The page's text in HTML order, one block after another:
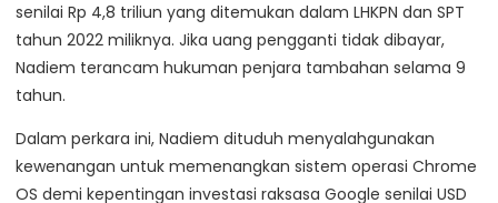
senilai Rp 4,8 triliun yang ditemukan dalam LHKPN dan SPT
tahun 2022 miliknya. Jika uang pengganti tidak dibayar,
Nadiem terancam hukuman penjara tambahan selama 9
tahun.
Dalam perkara ini, Nadiem dituduh menyalahgunakan
kewenangan untuk memenangkan sistem operasi Chrome
OS demi kepentingan investasi raksasa Google senilai USD